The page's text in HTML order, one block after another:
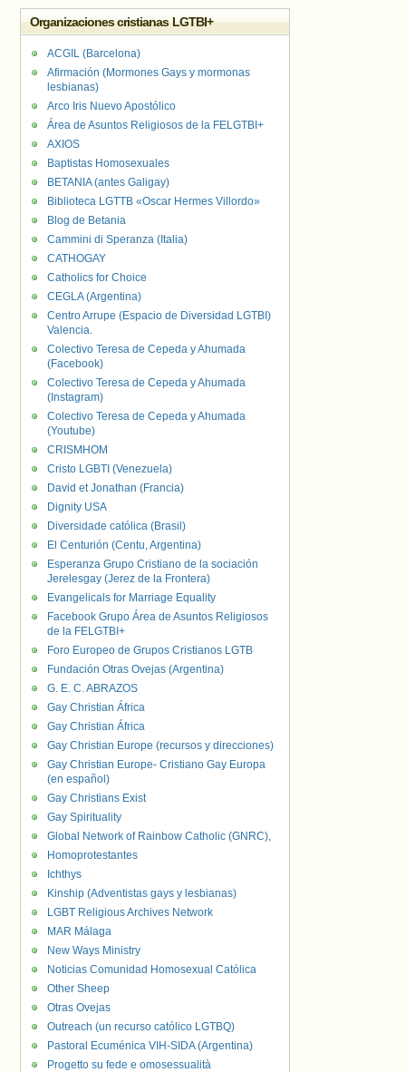
Organizaciones cristianas LGTBI+
ACGIL (Barcelona)
Afirmación (Mormones Gays y mormonas
lesbianas)
Arco Iris Nuevo Apostólico
Área de Asuntos Religiosos de la FELGTBI+
AXIOS
Baptistas Homosexuales
BETANIA (antes Galigay)
Biblioteca LGTTB «Oscar Hermes Villordo»
Blog de Betania
Cammini di Speranza (Italia)
CATHOGAY
Catholics for Choice
CEGLA (Argentina)
Centro Arrupe (Espacio de Diversidad LGTBI)
Valencia.
Colectivo Teresa de Cepeda y Ahumada
(Facebook)
Colectivo Teresa de Cepeda y Ahumada
(Instagram)
Colectivo Teresa de Cepeda y Ahumada
(Youtube)
CRISMHOM
Cristo LGBTI (Venezuela)
David et Jonathan (Francia)
Dignity USA
Diversidade católica (Brasil)
El Centurión (Centu, Argentina)
Esperanza Grupo Cristiano de la sociación
Jerelesgay (Jerez de la Frontera)
Evangelicals for Marriage Equality
Facebook Grupo Área de Asuntos Religiosos
de la FELGTBI+
Foro Europeo de Grupos Cristianos LGTB
Fundación Otras Ovejas (Argentina)
G. E. C. ABRAZOS
Gay Christian África
Gay Christian África
Gay Christian Europe (recursos y direcciones)
Gay Christian Europe- Cristiano Gay Europa
(en español)
Gay Christians Exist
Gay Spirituality
Global Network of Rainbow Catholic (GNRC),
Homoprotestantes
Ichthys
Kinship (Adventistas gays y lesbianas)
LGBT Religious Archives Network
MAR Málaga
New Ways Ministry
Noticias Comunidad Homosexual Católica
Other Sheep
Otras Ovejas
Outreach (un recurso católico LGTBQ)
Pastoral Ecuménica VIH-SIDA (Argentina)
Progetto su fede e omosessualità